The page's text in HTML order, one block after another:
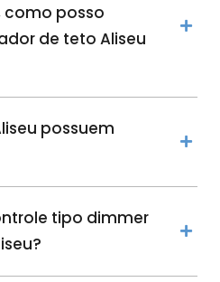
como posso
de teto Aliseu
possuem
tipo dimmer